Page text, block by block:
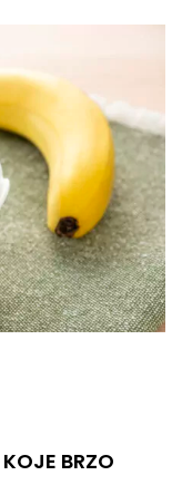
BRZO